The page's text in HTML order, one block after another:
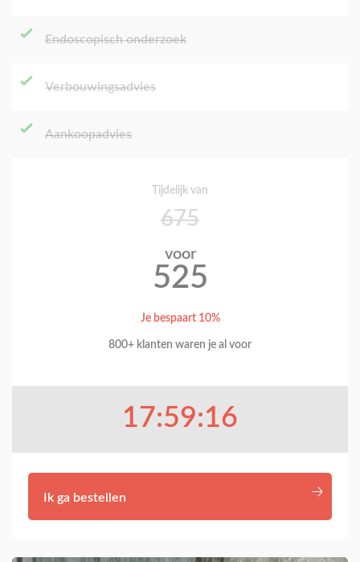
Endoscopisch onderzoek
Verbouwingsadvies
Aankoopadvies
Tijdelijk van
675
voor
525
Je bespaart 10%
800+ klanten waren je al voor
17:59:15
Ik ga bestellen